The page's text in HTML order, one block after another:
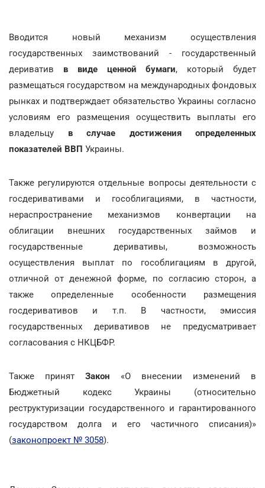
Вводится новый механизм осуществления
государственных заимствований - государственный
дериватив в виде ценной бумаги, который будет
размещаться государством на международных фондовых
рынках и подтверждает обязательство Украины согласно
условиям его размещения осуществить выплаты его
владельцу в случае достижения определенных
показателей ВВП Украины.
Также регулируются отдельные вопросы деятельности с
госдеривативами и гособлигациями, в частности,
нераспространение механизмов конвертации на
облигации внешних государственных займов и
государственные деривативы, возможность
осуществления выплат по гособлигациям в другой,
отличной от денежной форме, по согласию сторон, а
также определенные особенности размещения
госдеривативов и т.п. В частности, эмиссия
государственных деривативов не предусматривает
согласования с НКЦБФР.
Также принятЗакон «О внесении изменений в
Бюджетный кодекс Украины (относительно
реструктуризации государственного и гарантированного
государством долга и его частичного списания)»
(законопроект № 3058).